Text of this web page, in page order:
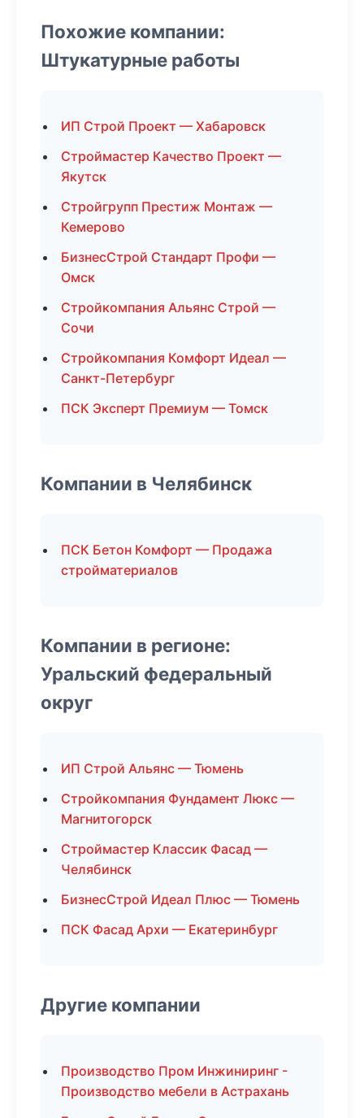
Похожие компании:
Штукатурные работы
ИП Строй Проект — Хабаровск
Строймастер Качество Проект —
Якутск
Стройгрупп Престиж Монтаж —
Кемерово
БизнесСтрой Стандарт Профи —
Омск
Стройкомпания Альянс Строй —
Сочи
Стройкомпания Комфорт Идеал —
Санкт-Петербург
ПСК Эксперт Премиум — Томск
Компании в Челябинск
ПСК Бетон Комфорт — Продажа
стройматериалов
Компании в регионе:
Уральский федеральный
округ
ИП Строй Альянс — Тюмень
Стройкомпания Фундамент Люкс —
Магнитогорск
Строймастер Классик Фасад —
Челябинск
БизнесСтрой Идеал Плюс — Тюмень
ПСК Фасад Архи — Екатеринбург
Другие компании
Производство Пром Инжиниринг -
Производство мебели в Астрахань